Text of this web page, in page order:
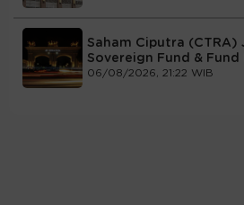
Saham Ciputra (CTRA)
Sovereign Fund & Fund
06/08/2026, 21:22 WIB